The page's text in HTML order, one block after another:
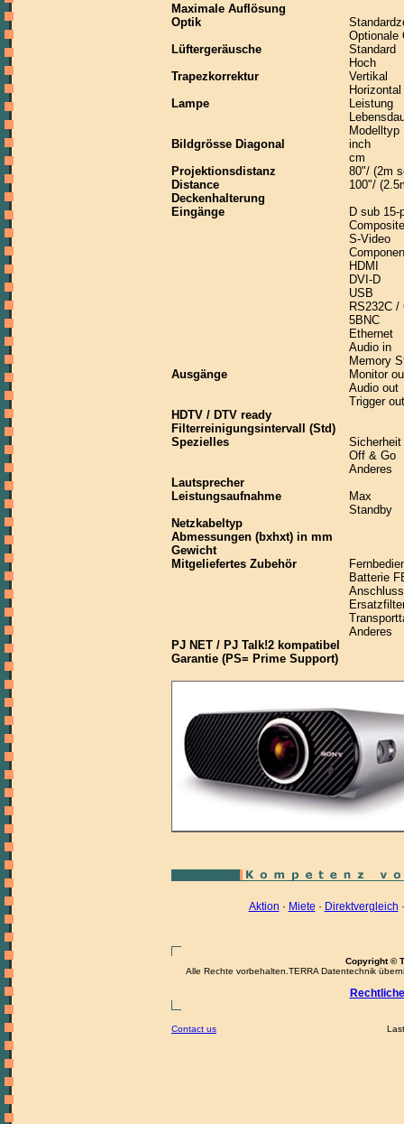
Maximale Auflösung
Optik
Optionale
Lüftergeräusche
Standard
Hoch
Trapezkorrektur
Vertikal
Horizontal
Lampe
Leistung
Modelltyp
Bildgrösse Diagonal
inch
cm
Projektionsdistanz
80"/ (2m
Distance
100"/
Deckenhalterung
Eingänge
D sub 15-
S-Video
HDMI
DVI-D
USB
RS232C /
5BNC
Ethernet
Audio in
Memory
Ausgänge
Monitor
Audio out
Trigger out
HDTV / DTV ready
Filterreinigungsintervall (Std)
Spezielles
Sicherheit
Off & Go
Anderes
Lautsprecher
Leistungsaufnahme
Max
Standby
Netzkabeltyp
Abmessungen (bxhxt) in mm
Gewicht
Mitgeliefertes Zubehör
Batterie
Anderes
PJ NET / PJ Talk!2 kompatibel
Garantie (PS= Prime Support)
Aktion · Miete · Direktvergleich
Copyright ©
Alle Rechte vorbehalten.TERRA Datentechnik
Contact us